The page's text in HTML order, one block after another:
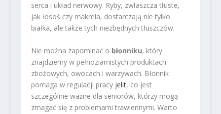
serca i układ nerwowy. Ryby, zwłaszcza tłuste,
jak łosoś czy makrela, dostarczają nie tylko
białka, ale także tych niezbędnych tłuszczów.
Nie można zapominać o błonniku, który
znajdziemy w pełnoziarnistych produktach
zbożowych, owocach i warzywach. Błonnik
pomaga w regulacji pracy jelit, co jest
szczególnie ważne dla seniorów, którzy mogą
zmagać się z problemami trawiennymi. Warto